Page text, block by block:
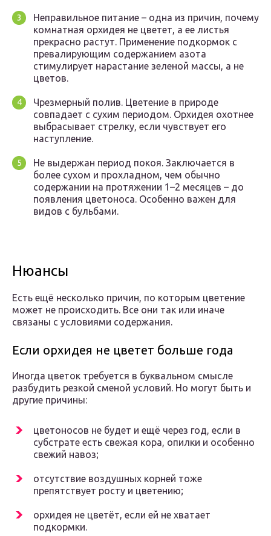
Неправильное питание – одна из причин, почему
комнатная орхидея не цветет, а ее листья
прекрасно растут. Применение подкормок с
превалирующим содержанием азота
стимулирует нарастание зеленой массы, а не
цветов.
Чрезмерный полив. Цветение в природе
совпадает с сухим периодом. Орхидея охотнее
выбрасывает стрелку, если чувствует его
наступление.
Не выдержан период покоя. Заключается в
более сухом и прохладном, чем обычно
содержании на протяжении 1–2 месяцев – до
появления цветоноса. Особенно важен для
видов с бульбами.
Нюансы
Есть ещё несколько причин, по которым цветение
может не происходить. Все они так или иначе
связаны с условиями содержания.
Если орхидея не цветет больше года
Иногда цветок требуется в буквальном смысле
разбудить резкой сменой условий. Но могут быть и
другие причины:
цветоносов не будет и ещё через год, если в
субстрате есть свежая кора, опилки и особенно
свежий навоз;
отсутствие воздушных корней тоже
препятствует росту и цветению;
орхидея не цветёт, если ей не хватает
подкормки.